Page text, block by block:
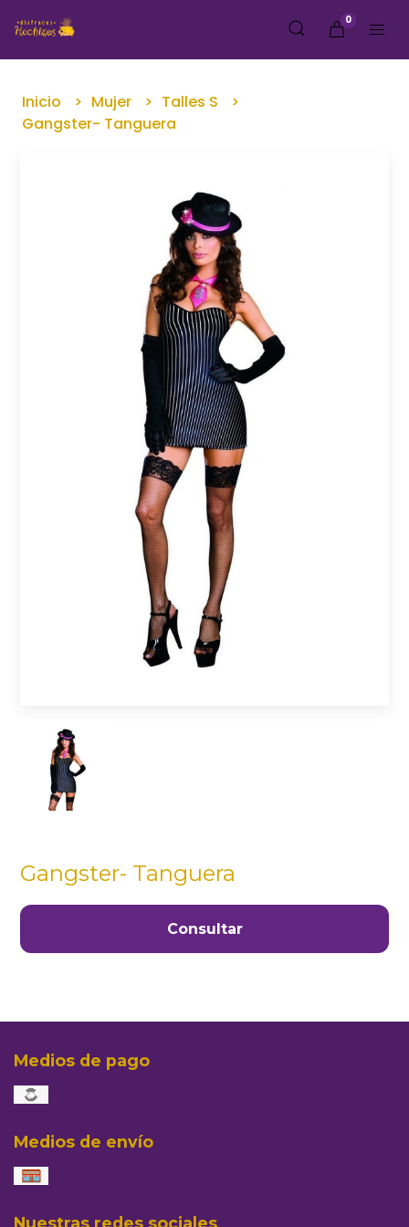
0
Inicio Mujer
Talles S
Gangster- Tanguera
Gangster- Tanguera
Consultar
Medios de pago
Medios de envío
Nuestras redes sociales